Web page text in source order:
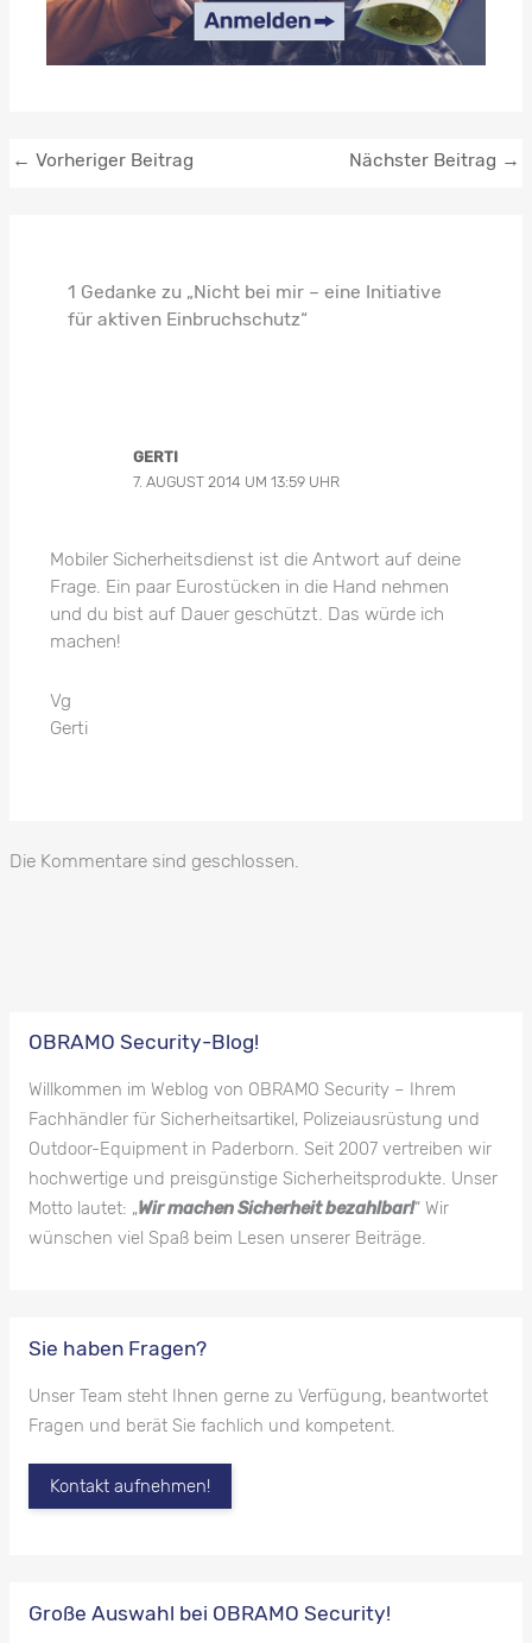
← Vorheriger Beitrag Nächster Beitrag →
1 Gedanke zu „Nicht bei mir – eine Initiative
für aktiven Einbruchschutz“
GERTI
7. AUGUST 2014 UM 13:59 UHR
Mobiler Sicherheitsdienst ist die Antwort auf deine
Frage. Ein paar Eurostücken in die Hand nehmen
und du bist auf Dauer geschützt. Das würde ich
machen!
Vg
Gerti
Die Kommentare sind geschlossen.
OBRAMO Security-Blog!
Willkommen im Weblog von OBRAMO Security – Ihrem
Fachhändler für Sicherheitsartikel, Polizeiausrüstung und
Outdoor-Equipment in Paderborn. Seit 2007 vertreiben wir
hochwertige und preisgünstige Sicherheitsprodukte. Unser
Motto lautet: „Wir machen Sicherheit bezahlbar!“ Wir
wünschen viel Spaß beim Lesen unserer Beiträge.
Sie haben Fragen?
Unser Team steht Ihnen gerne zu Verfügung, beantwortet
Fragen und berät Sie fachlich und kompetent.
Kontakt aufnehmen!
Große Auswahl bei OBRAMO Security!